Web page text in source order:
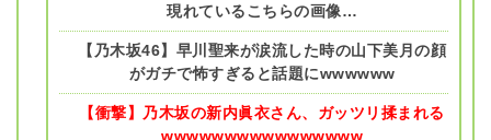
現れているこちらの画像…
【乃木坂46】早川聖来が涙流した時の山下美月の顔
がガチで怖すぎると話題にwwwwww
【衝撃】乃木坂の新内眞衣さん、ガッツリ揉まれる
wwwwwwwwwwwwwwww